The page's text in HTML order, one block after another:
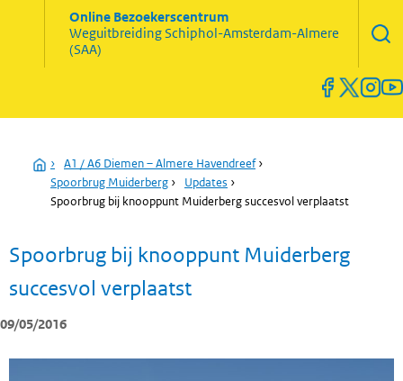
Online Bezoekerscentrum
WeguitbreidingSchiphol-Amsterdam-Almere
(SAA)
Home
› A1 / A6 Diemen – Almere Havendreef›
Spoorbrug Muiderberg › Updates ›
Spoorbrug bij knooppunt Muiderberg succesvol verplaatst
Spoorbrug bij knooppunt Muiderberg
succesvol verplaatst
09/05/2016